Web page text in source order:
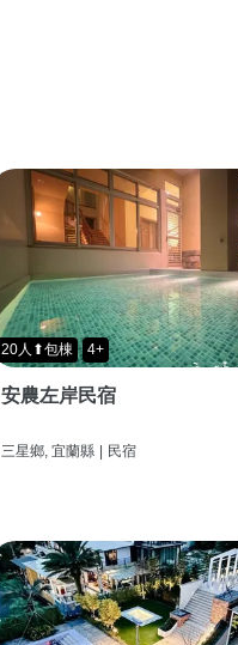
20人⬆包棟 4+
安農左岸民宿
三星鄉, 宜蘭縣 | 民宿